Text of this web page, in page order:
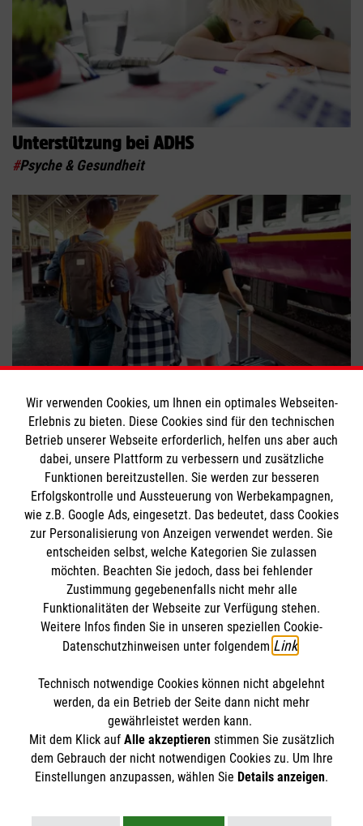
STORIES
HILFREICH
ENGAGEMENT
FINDE DEIN ENGAGEMENT
SPENDE AN DIE MALTESER
Unterstützung bei ADHS
#Psyche & Gesundheit
Reisen, aber sicher!
Freizeitaktivitäten #Psyche & Gesundheit
Bewerte diesen Artikel
Themenübersicht Über diesen Hub
Kontakt Impressum
Datenschutz Malteser.de
Wir verwenden Cookies, um Ihnen ein optimales Webseiten-
Erlebnis zu bieten. Diese Cookies sind für den technischen
Betrieb unserer Webseite erforderlich, helfen uns aber auch
dabei, unsere Plattform zu verbessern und zusätzliche
Funktionen bereitzustellen. Sie werden zur besseren
Erfolgskontrolle und Aussteuerung von Werbekampagnen,
wie z.B. Google Ads, eingesetzt. Das bedeutet, dass Cookies
zur Personalisierung von Anzeigen verwendet werden. Sie
entscheiden selbst, welche Kategorien Sie zulassen
möchten. Beachten Sie jedoch, dass bei fehlender
Zustimmung gegebenenfalls nicht mehr alle
Funktionalitäten der Webseite zur Verfügung stehen.
Weitere Infos finden Sie in unseren speziellen Cookie-
Datenschutzhinweisen unter folgendem Link
Technisch notwendige Cookies können nicht abgelehnt
werden, da ein Betrieb der Seite dann nicht mehr
gewährleistet werden kann.
Mit dem Klick auf Alle akzeptierenstimmen Sie zusätzlich
dem Gebrauch der nicht notwendigen Cookies zu. Um Ihre
Einstellungen anzupassen, wählen Sie Details anzeigen.